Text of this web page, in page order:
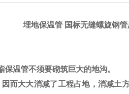
埋地保温管 国标无缝螺旋钢
温管不须要砌筑巨大的地沟。
而大大消减了工程占地，消减